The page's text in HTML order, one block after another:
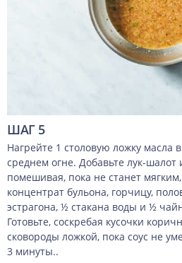
ШАГ 5
Нагрейте 1 столовую ложку масла
среднем огне. Добавьте лук-шалот
помешивая, пока не станет
концентрат бульона, горчицу,
эстрагона, ½ стакана воды и ½
Готовьте, соскребая кусочки
сковороды ложкой, пока соус не
3 минуты..